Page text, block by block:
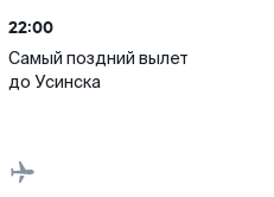
22:00
Самый поздний вылет
до Усинска